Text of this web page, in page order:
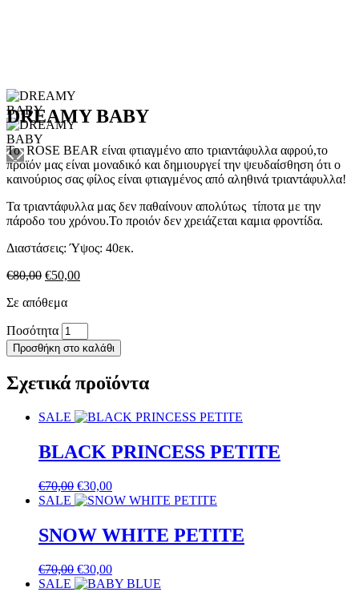
DREAMY BABY
Το ROSE BEAR είναι φτιαγμένο απο τριαντάφυλλα αφρού,το
προϊόν μας είναι μοναδικό και δημιουργεί την ψευδαίσθηση ότι ο
καινούριος σας φίλος είναι φτιαγμένος από αληθινά τριαντάφυλλα!
Τα τριαντάφυλλα μας δεν παθαίνουν απολύτως τίποτα με την
πάροδο του χρόνου.Το προιόν δεν χρειάζεται καμια φροντίδα.
Διαστάσεις: Ύψος: 40εκ.
€80,00 Original
was:
€50,00Η
Σε απόθεμα
Ποσότητα DREAMY
BABY
ποσότητα
Προσθήκη στο καλάθι
Σχετικά προϊόντα
SALE
BLACK PRINCESS PETITE
€70,00 Original
price
€70,00.
€30,00Η
τρέχουσα
είναι:
€30,00.
SALE
SNOW WHITE PETITE
€70,00 Original
price
€30,00Η
τρέχουσα
SALE